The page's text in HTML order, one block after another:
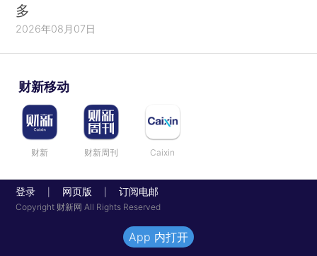
多
2026年08月07日
财新移动
财新 财新周刊 Caixin
登录 网页版 订阅电邮
Copyright 财新网 All Rights Reserved
App 内打开